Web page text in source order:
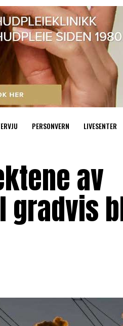
PERSONVERN LIVESENTER
av
gradvis